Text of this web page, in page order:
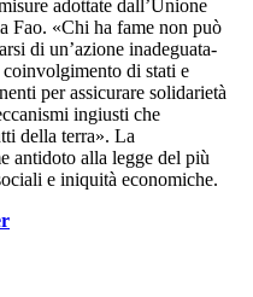
adottate dall’Unione
Fao. «Chi ha fame non può
di un’azione inadeguata-
di stati e
per assicurare solidarietà
ingiusti che
della terra». La
antidoto alla legge del più
e iniquità economiche.